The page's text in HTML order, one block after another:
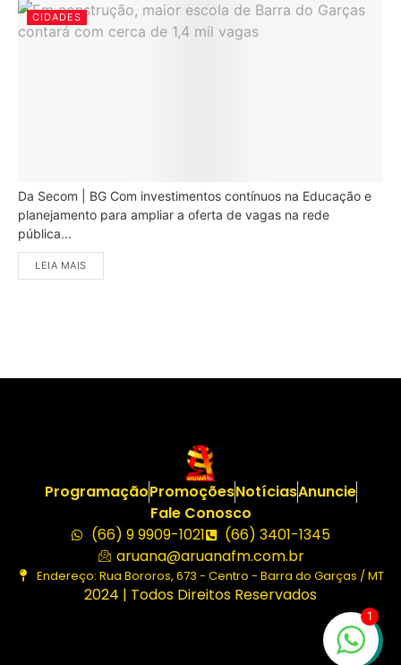
CIDADES
Da Secom | BG Com investimentos contínuos na Educação e
planejamento para ampliar a oferta de vagas na rede
pública...
LEIA MAIS
ProgramaçãoPromoçõesNotíciasAnuncie
Fale Conosco
(66) 9 9909-1021
(66) 3401-1345
aruana@aruanafm.com.br
Endereço: Rua Bororos, 673 - Centro - Barra do Garças / MT
2024 | Todos Direitos Reservados
1